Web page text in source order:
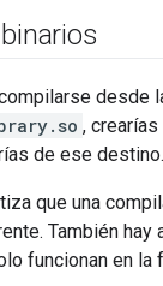
desde
, crearías
de ese destino.
que una
También
funcionan en la